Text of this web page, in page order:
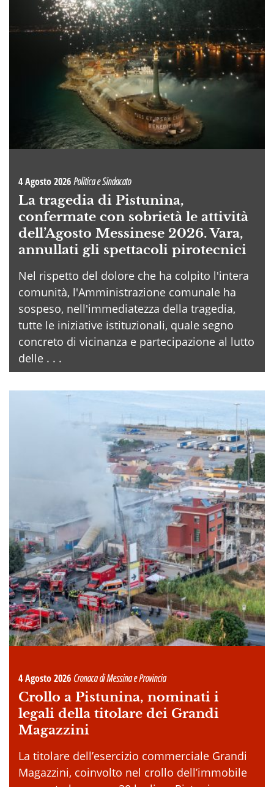
4 Agosto 2026Politica e Sindacato
La tragedia di Pistunina,
confermate con sobrietà le attività
dell’Agosto Messinese 2026. Vara,
annullati gli spettacoli pirotecnici
Nel rispetto del dolore che ha colpito l'intera
comunità, l'Amministrazione comunale ha
sospeso, nell'immediatezza della tragedia,
tutte le iniziative istituzionali, quale segno
concreto di vicinanza e partecipazione al lutto
delle . . .
4 Agosto 2026 Cronaca di Messina e Provincia
Crollo a Pistunina, nominati i
legali della titolare dei Grandi
Magazzini
La titolare dell’esercizio commerciale Grandi
Magazzini, coinvolto nel crollo dell’immobile